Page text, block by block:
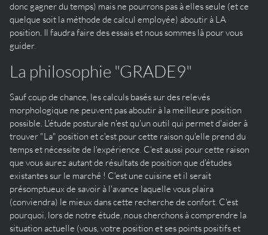
donc gagner du temps) mais ne pourrons pas à elles seule (et ce
quelque soit la méthode de calcul employée) aboutir à LA
position. Il faudra faire des essais et nous sommes là pour vous
guider.
La philosophie "GRADE9"
Sauf coup de chance, les calculs basés sur des relevés
morphologique ne peuvent pas aboutir à la meilleure position
possible. L'étude posturale n'est qu'un outil qui permet d'aider à
trouver "La" position et c'est pour cette raison qu'elle prend du
temps et nécessite de l'expérience. C'est aussi pour cette raison
que vous aurez autant de résultats de position que d'études
existantes sur le marché ! C'est une cuisine et il serait
présomptueux de savoir à l'avance laquelle vous plaira
(conviendra) le mieux dans cette recherche de confort. C'est
pourquoi, lors de notre étude, nous cherchons à comprendre la
situation actuelle (vous, votre position et ses points positifs et